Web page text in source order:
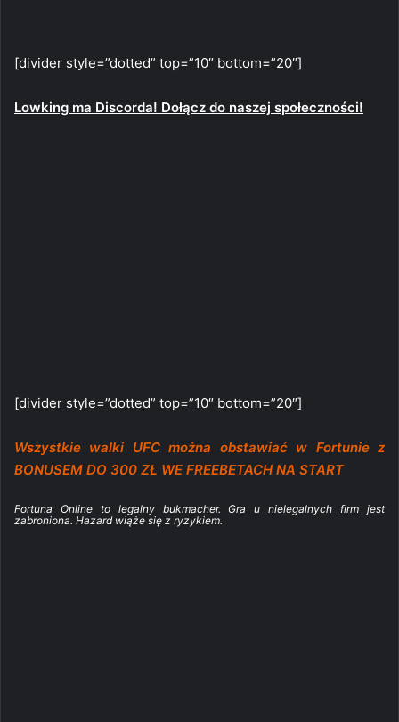
[divider style=”dotted” top=”10″ bottom=”20″]
Lowking ma Discorda! Dołącz do naszej społeczności!
[divider style=”dotted” top=”10″ bottom=”20″]
Wszystkie walki UFC można obstawiać w Fortunie z
BONUSEM DO 300 ZŁ WE FREEBETACH NA START
Fortuna Online to legalny bukmacher. Gra u nielegalnych firm jest
zabroniona. Hazard wiąże się z ryzykiem.